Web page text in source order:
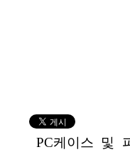
PC케이스 및